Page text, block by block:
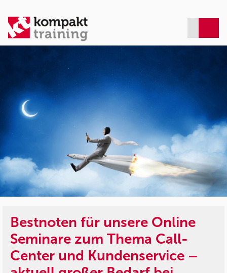
Bestnoten für unsere Online
Seminare zum Thema Call-
Center und Kundenservice –